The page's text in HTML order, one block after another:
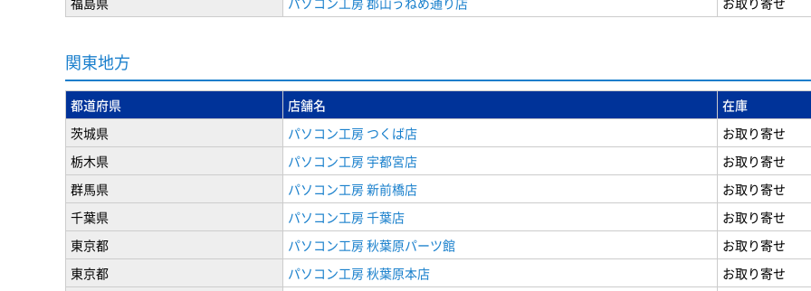
関東地方
都道府県 店舗名
在庫
茨城県
パソコン工房 つくば店
お取り寄せ
栃木県
パソコン工房 宇都宮店
お取り寄せ
群馬県
パソコン工房 新前橋店
お取り寄せ
千葉県
パソコン工房 千葉店
お取り寄せ
東京都
パソコン工房 秋葉原パーツ館
お取り寄せ
東京都
パソコン工房 秋葉原本店
お取り寄せ